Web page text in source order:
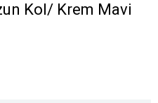
Kol/ Krem Mavi